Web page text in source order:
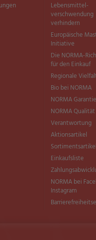
Lebensmittel­
verschwendung
verhindern
Europäische
Initiative
Die NORMA-
für den Einkauf
Regionale
Bio bei NORMA
NORMA Garantie
NORMA Qualität
Verantwortung
Aktionsartikel
Sortimentsartikel
Einkaufsliste
NORMA bei
Instagram